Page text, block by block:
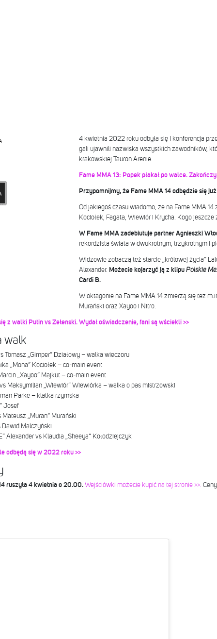
4 kwietnia 2022 roku odbyła się I konferencja
gali ujawnili nazwiska wszystkich zawodników,
krakowskiej Tauron Arenie.
Fame MMA 13: Popek płakał po walce.
Przypomnijmy, że Fame MMA 14 odbędzie się już
Od jakiegoś czasu wiadomo, że na Fame MMA 14
Kociołek, Fagata, Wiewiór i Krycha. Kogo
W Fame MMA zadebiutuje partner Agnieszki
rekordzista świata w dwukrotnym, trzykrotnym i
Widzowie zobaczą też starcie „królowej życia”
Alexander. Możecie kojarzyć ją z klipuPolskie
Cardi B.
W oktagonie na Fame MMA 14 zmierzą się też
Murański oraz Xayoo i Nitro.
z walki Putin vs Zełenski. Wydał oświadczenie, fani są wściekli >>
walk
Tomasz „Gimper” Działowy – walka wieczoru
„Mona” Kociołek – co-main event
„Xayoo” Majkut – co-main event
Maksymilian „Wiewiór” Wiewiórka – walka o pas mistrzowski
Parke – klatka rzymska
Josef
„Muran” Murański
Dawid Malczyński
Alexander vs Klaudia „Sheeya” Kołodziejczyk
odbędą się w 2022 roku >>
ruszyła 4 kwietnia o 20.00. Wejściówki możecie kupić na tej stronie >>.